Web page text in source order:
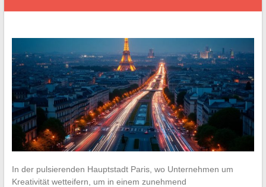
In der pulsierenden Hauptstadt Paris, wo Unternehmen um
Kreativität wetteifern, um in einem zunehmend